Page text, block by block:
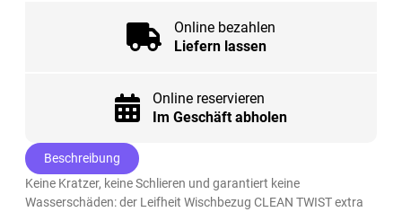
Online bezahlen
Liefern lassen
Online reservieren
Im Geschäft abholen
Beschreibung
Keine Kratzer, keine Schlieren und garantiert keine
Wasserschäden: der Leifheit Wischbezug CLEAN TWIST extra